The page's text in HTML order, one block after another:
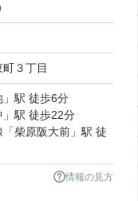
町３丁目
」駅 徒歩6分
」駅 徒歩22分
「柴原阪大前 」駅 徒
情報の見方